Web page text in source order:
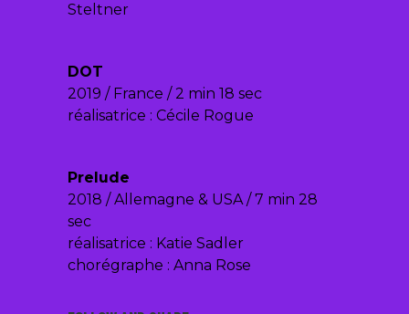
Steltner
DOT
2019 / France / 2 min 18 sec
réalisatrice : Cécile Rogue
Prelude
2018 / Allemagne & USA / 7 min 28
sec
réalisatrice : Katie Sadler
chorégraphe : Anna Rose